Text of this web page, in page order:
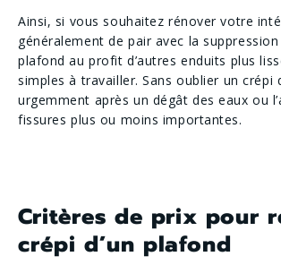
Ainsi, si vous souhaitez rénover votre
généralement de pair avec la suppression
plafond au profit d’autres enduits plus
simples à travailler. Sans oublier un crépi
urgemment après un dégât des eaux ou
fissures plus ou moins importantes.
Critères de prix pour
crépi d’un plafond